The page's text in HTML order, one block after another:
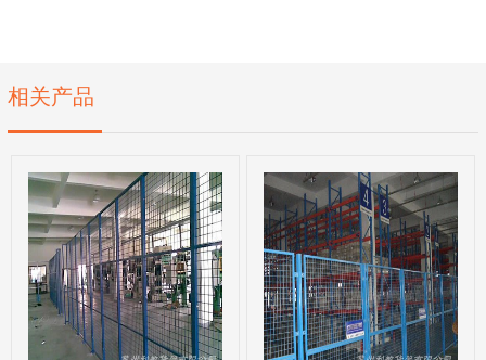
相关产品